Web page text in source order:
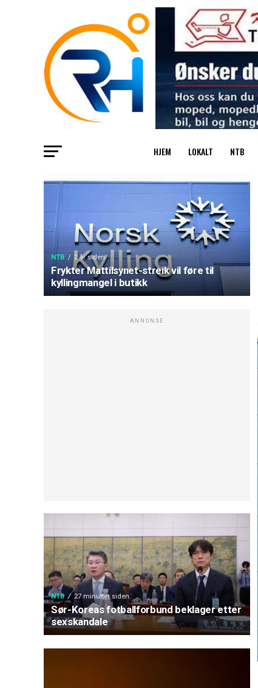
HJEM LOKALT NTB
NTB 2 år siden
Frykter Mattilsynet-streik vil føre til
kyllingmangel i butikk
ANNONSE
NTB 27 minutter siden
Sør-Koreas fotballforbund beklager etter
sexskandale